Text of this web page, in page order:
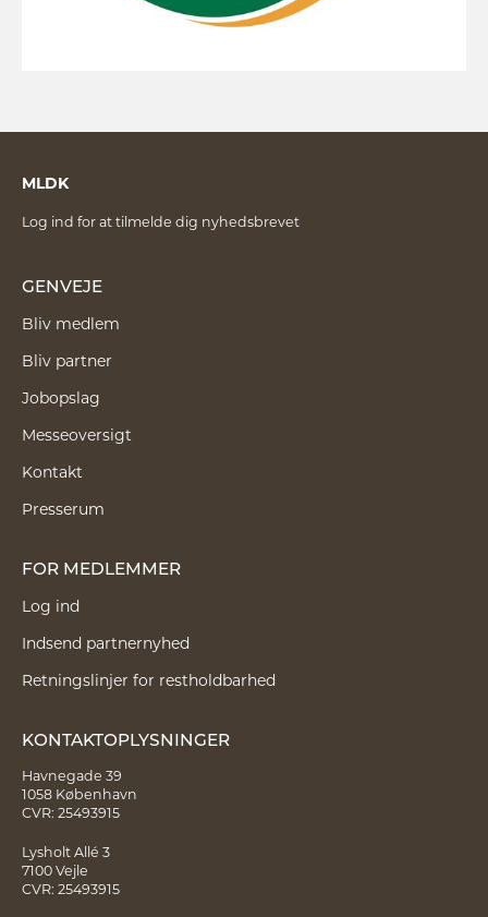
MLDK
Log ind for at tilmelde dig nyhedsbrevet
GENVEJE
Bliv medlem
Bliv partner
Jobopslag
Messeoversigt
Kontakt
Presserum
FOR MEDLEMMER
Log ind
Indsend partnernyhed
Retningslinjer for restholdbarhed
KONTAKTOPLYSNINGER
Havnegade 39
1058 København
CVR: 25493915
Lysholt Allé 3
7100 Vejle
CVR: 25493915